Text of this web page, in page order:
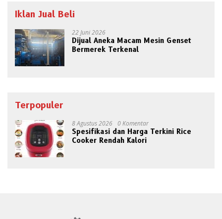
Iklan Jual Beli
22 Juni 2026
Dijual Aneka Macam Mesin Genset
Bermerek Terkenal
Terpopuler
8 Agustus 2026 0 Komentar
Spesifikasi dan Harga Terkini Rice
Cooker Rendah Kalori